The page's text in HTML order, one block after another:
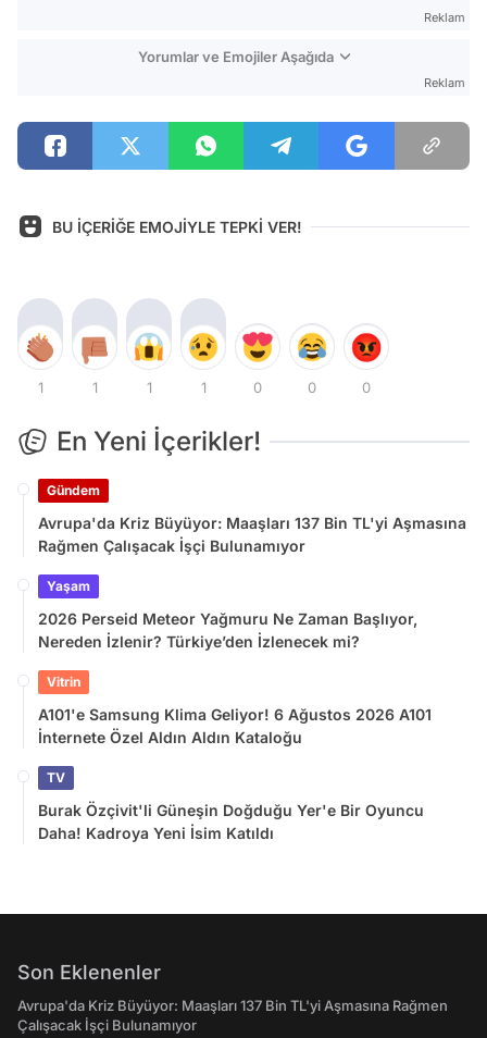
Reklam
Yorumlar ve Emojiler Aşağıda
Reklam
BU İÇERİĞE EMOJİYLE TEPKİ VER!
1 1 1 1 0 0 0
En Yeni İçerikler!
Gündem
Avrupa'da Kriz Büyüyor: Maaşları 137 Bin TL'yi Aşmasına
Rağmen Çalışacak İşçi Bulunamıyor
Yaşam
2026 Perseid Meteor Yağmuru Ne Zaman Başlıyor,
Nereden İzlenir? Türkiye’den İzlenecek mi?
Vitrin
A101'e Samsung Klima Geliyor! 6 Ağustos 2026 A101
İnternete Özel Aldın Aldın Kataloğu
TV
Burak Özçivit'li Güneşin Doğduğu Yer'e Bir Oyuncu
Daha! Kadroya Yeni İsim Katıldı
Son Eklenenler
Avrupa'da Kriz Büyüyor: Maaşları 137 Bin TL'yi Aşmasına Rağmen
Çalışacak İşçi Bulunamıyor